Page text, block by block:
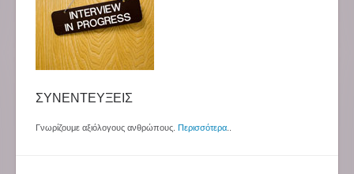
ΣΥΝΕΝΤΕΥΞΕΙΣ
Γνωρίζουμε αξιόλογους ανθρώπους. Περισσότερα